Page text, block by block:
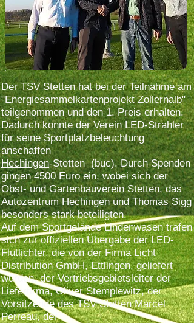
Der TSV Stetten hat bei der Teilnahme am
"Energiesammelkartenprojekt Zollernalb"
teilgenommen und den 1. Preis erhalten.
Dadurch konnte der Verein LED-Strahler
für seineSportplatzbeleuchtung
anschaffen
Hechingen-Stetten (buc). Durch Spenden
gingen 4500 Euro ein, wobei sich der
Obst- und Gartenbauverein Stetten, das
Autozentrum Hechingen und Thomas Sigg
besonders stark beteiligten.
Auf dem Sportgelände Lindenwasen trafen
sich zur offiziellen Übergabe der LED-
Flutlichter, die von der Firma Licht
Distribution GmbH, Ettlingen, geliefert
wurden, der Vertriebsgebietsleiter der
Lieferfirma, Oliver Stemplewitz, der
Vorsitzende des TSV Stetten Marcel
Perreau, der